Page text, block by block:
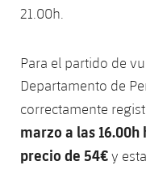
21.00h.
Para el partido de
Departamento de
correctamente
marzo a las
precio de 54€y